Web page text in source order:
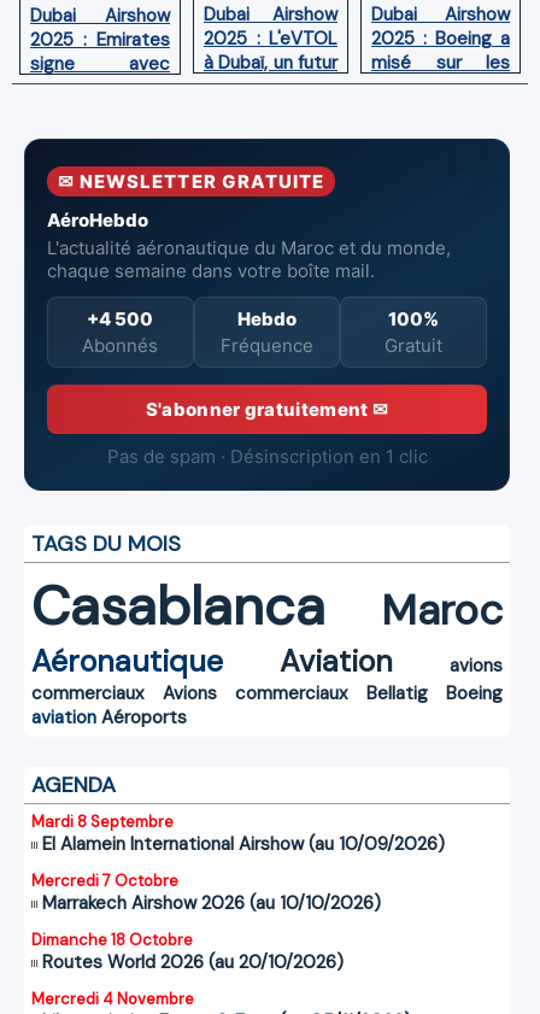
Dubai Airshow
2025 : Emirates
signe avec
Rolls-Royce
maintenance en
interne des
moteurs de sa
propre flotte
d’A380
Dubai Airshow
2025 : L'eVTOL
à Dubaï, un futur
de la mobilité
urbaine
Dubai Airshow
2025 : Boeing a
misé sur les
gros porteurs et
✉ NEWSLETTER GRATUITE
AéroHebdo
L'actualité aéronautique du Maroc et du monde,
chaque semaine dans votre boîte mail.
+4 500
Abonnés
Hebdo
Fréquence
100%
Gratuit
S'abonner gratuitement ✉
Pas de spam · Désinscription en 1 clic
TAGS DU MOIS
Casablanca Maroc
Aéronautique Aviation
avions
commerciaux
Avions commerciaux Bellatig
Boeing
aviation Aéroports
AGENDA
Mardi 8 Septembre
El Alamein International Airshow (au 10/09/2026)
Mercredi 7 Octobre
Marrakech Airshow 2026 (au 10/10/2026)
Dimanche 18 Octobre
Routes World 2026 (au 20/10/2026)
Mercredi 4 Novembre